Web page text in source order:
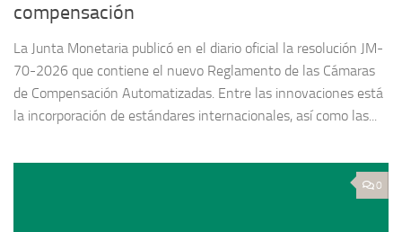
compensación
La Junta Monetaria publicó en el diario oficial la resolución JM-
70-2026 que contiene el nuevo Reglamento de las Cámaras
de Compensación Automatizadas. Entre las innovaciones está
la incorporación de estándares internacionales, así como las...
0